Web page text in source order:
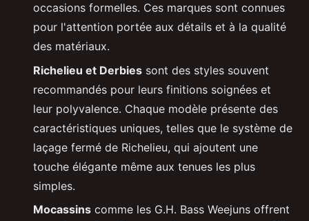
occasions formelles. Ces marques sont connues
pour l'attention portée aux détails et à la qualité
des matériaux.
Richelieu et Derbies sont des styles souvent
recommandés pour leurs finitions soignées et
leur polyvalence. Chaque modèle présente des
caractéristiques uniques, telles que le système de
laçage fermé de Richelieu, qui ajoutent une
touche élégante même aux tenues les plus
simples.
Mocassins comme les G.H. Bass Weejuns offrent